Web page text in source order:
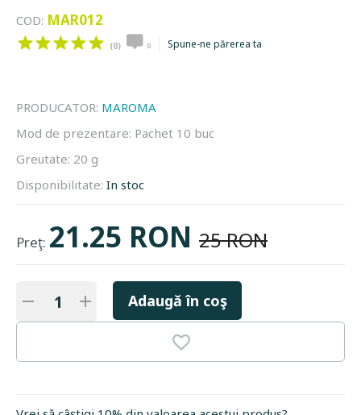
COD: MAR012
(0) 0 Spune-ne părerea ta
PRODUCATOR: MAROMA
Mod de prezentare: Pachet 10 buc
Greutate: 20 g
Disponibilitate: In stoc
Preţ: 21.25 RON 25 RON
Adaugă în coş